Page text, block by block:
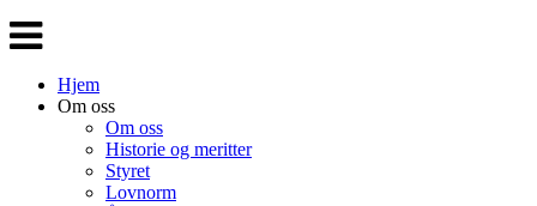
Veksle
navigasjon
Hjem
Om oss
Om oss
Historie og meritter
Styret
Lovnorm